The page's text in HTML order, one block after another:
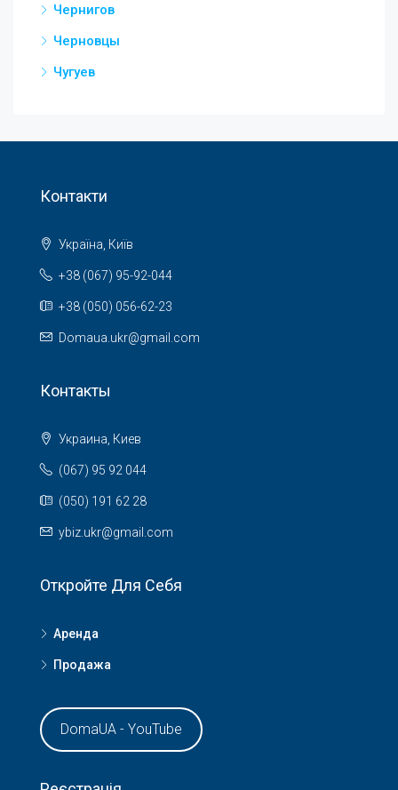
Чернигов
Черновцы
Чугуев
Контакти
Україна, Київ
+38 (067) 95-92-044
+38 (050) 056-62-23
Domaua.ukr@gmail.com
Контакты
Украина, Киев
(067) 95 92 044
(050) 191 62 28
ybiz.ukr@gmail.com
Откройте Для Себя
Аренда
Продажа
DomaUA - YouTube